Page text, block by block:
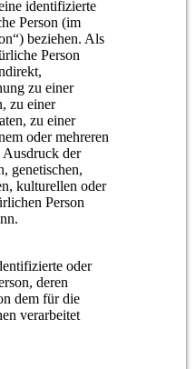
identifizierte
Person (im
beziehen. Als
Person
zu einer
zu einer
zu einer
oder mehreren
Ausdruck der
genetischen,
kulturellen oder
Person
oder
deren
dem für die
verarbeitet